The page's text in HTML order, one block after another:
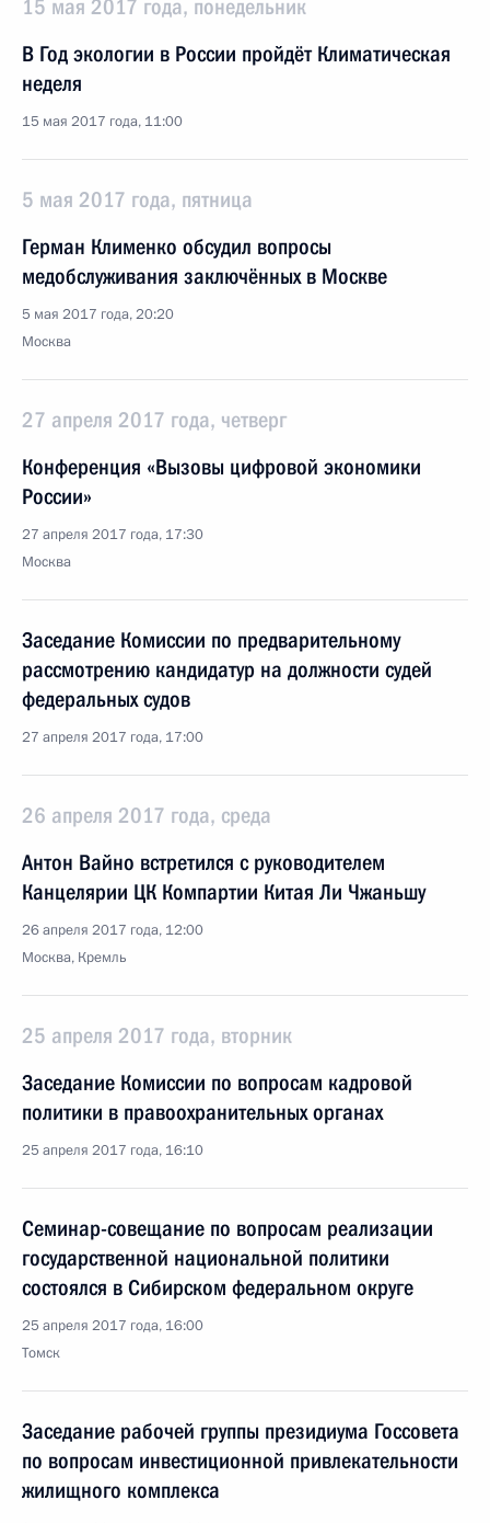
15 мая 2017 года, понедельник
В Год экологии в России пройдёт Климатическая
неделя
15 мая 2017 года, 11:00
5 мая 2017 года, пятница
Герман Клименко обсудил вопросы
медобслуживания заключённых в Москве
5 мая 2017 года, 20:20
Москва
27 апреля 2017 года, четверг
Конференция «Вызовы цифровой экономики
России»
27 апреля 2017 года, 17:30
Москва
Заседание Комиссии по предварительному
рассмотрению кандидатур на должности судей
федеральных судов
27 апреля 2017 года, 17:00
26 апреля 2017 года, среда
Антон Вайно встретился с руководителем
Канцелярии ЦК Компартии Китая Ли Чжаньшу
26 апреля 2017 года, 12:00
Москва, Кремль
25 апреля 2017 года, вторник
Заседание Комиссии по вопросам кадровой
политики в правоохранительных органах
25 апреля 2017 года, 16:10
Семинар-совещание по вопросам реализации
государственной национальной политики
состоялся в Сибирском федеральном округе
25 апреля 2017 года, 16:00
Томск
Заседание рабочей группы президиума Госсовета
по вопросам инвестиционной привлекательности
жилищного комплекса